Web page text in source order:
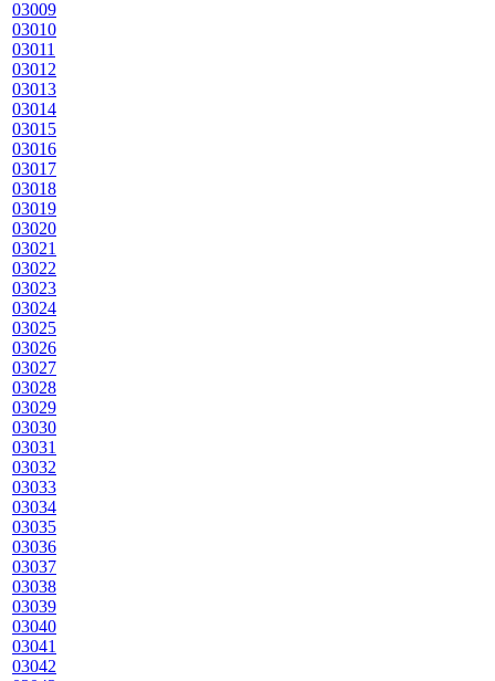
03009
03010
03011
03012
03013
03014
03015
03016
03017
03018
03019
03020
03021
03022
03023
03024
03025
03026
03027
03028
03029
03030
03031
03032
03033
03034
03035
03036
03037
03038
03039
03040
03041
03042